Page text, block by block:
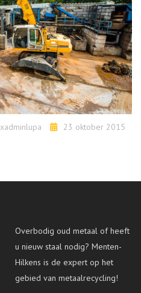
xadminlupa 23 oktober 2015
Overbodig oud metaal of heeft
u nieuw staal nodig? Menten-
Hilkens is de expert op het
gebied van metaalrecycling!